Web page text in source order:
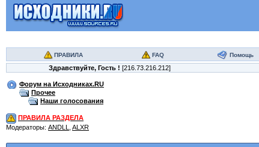
ПРАВИЛА FAQ Помощь
Здравствуйте, Гость ! [216.73.216.212]
Форум на Исходниках.RU
Прочее
Наши голосования
ПРАВИЛА РАЗДЕЛА
Модераторы: ANDLL
ALXR